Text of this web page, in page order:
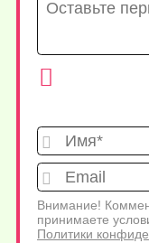
Внимание!
принимаете
Политики